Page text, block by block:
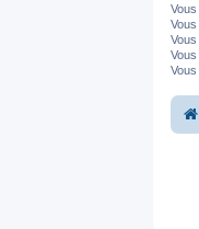
Vous
Vous
Vous
Vous
Vous